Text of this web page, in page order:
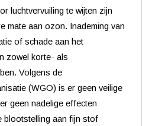
luchtvervuiling te wijten zijn
mate aan ozon. Inademing van
of schade aan het
zowel korte- als
Volgens de
(WGO) is er geen veilige
geen nadelige effecten
blootstelling aan fijn stof